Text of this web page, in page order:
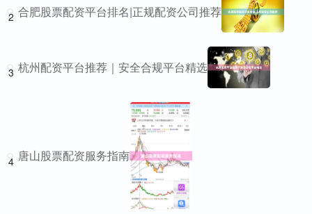
2 合肥股票配资平台排名|正规配资公司推荐
3 杭州配资平台推荐｜安全合规平台精选
4 唐山股票配资服务指南